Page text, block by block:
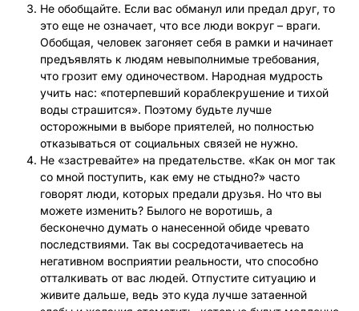
Не обобщайте. Если вас обманул или предал друг, то
это еще не означает, что все люди вокруг – враги.
Обобщая, человек загоняет себя в рамки и начинает
предъявлять к людям невыполнимые требования,
что грозит ему одиночеством. Народная мудрость
учить нас: «потерпевший кораблекрушение и тихой
воды страшится». Поэтому будьте лучше
осторожными в выборе приятелей, но полностью
отказываться от социальных связей не нужно.
Не «застревайте» на предательстве. «Как он мог так
со мной поступить, как ему не стыдно?» часто
говорят люди, которых предали друзья. Но что вы
можете изменить? Былого не воротишь, а
бесконечно думать о нанесенной обиде чревато
последствиями. Так вы сосредотачиваетесь на
негативном восприятии реальности, что способно
отталкивать от вас людей. Отпустите ситуацию и
живите дальше, ведь это куда лучше затаенной